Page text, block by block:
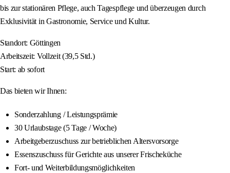
bis zur stationären Pflege, auch Tagespflege und überzeugen durch
Exklusivität in Gastronomie, Service und Kultur.
Standort: Göttingen
Arbeitszeit: Vollzeit (39,5 Std.)
Start: ab sofort
Das bieten wir Ihnen:
Sonderzahlung / Leistungsprämie
30 Urlaubstage (5 Tage / Woche)
Arbeitgeberzuschuss zur betrieblichen Altersvorsorge
Essenszuschuss für Gerichte aus unserer Frischeküche
Fort- und Weiterbildungsmöglichkeiten